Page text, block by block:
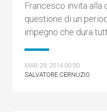
Francesco invita alla
questione di un
impegno che dura
MAR 29, 2014 00:00
SALVATORE CERNUZIO